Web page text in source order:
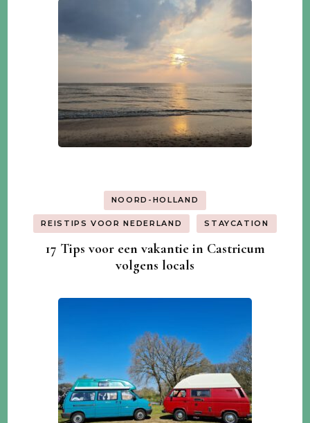
NOORD-HOLLAND
REISTIPS VOOR NEDERLAND STAYCATION
17 Tips voor een vakantie in Castricum
volgens locals